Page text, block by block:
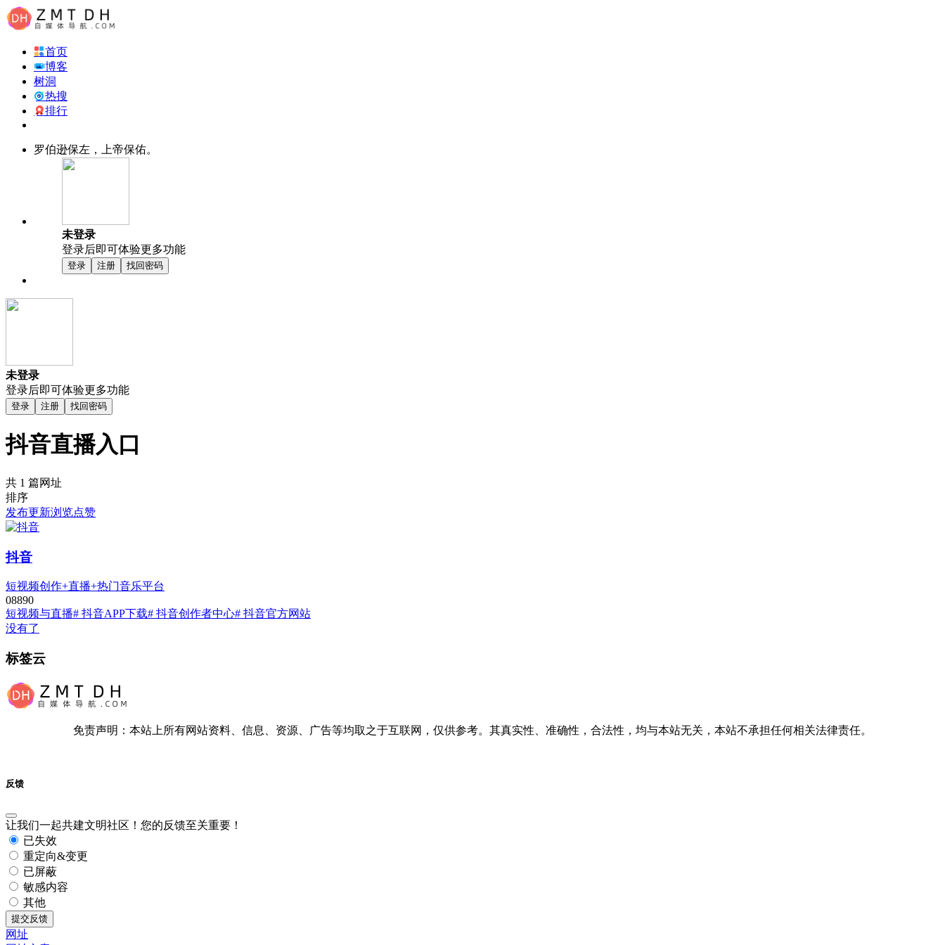
首页
博客
树洞
热搜
排行
罗伯逊保左，上帝保佑。
未登录
登录后即可体验更多功能
登录 注册 找回密码
未登录
登录后即可体验更多功能
登录 注册 找回密码
抖音直播入口
共 1 篇网址
排序
发布更新浏览点赞
抖音
短视频创作+直播+热门音乐平台
08890
短视频与直播# 抖音APP下载# 抖音创作者中心# 抖音官方网站
没有了
标签云
免责声明：本站上所有网站资料、信息、资源、广告等均取之于互联网，仅供参考。其真实性、准确性，合法性，均与本站无关，本站不承担任何相关法律责任。
反馈
让我们一起共建文明社区！您的反馈至关重要！
已失效
重定向&变更
已屏蔽
敏感内容
其他
提交反馈
网址